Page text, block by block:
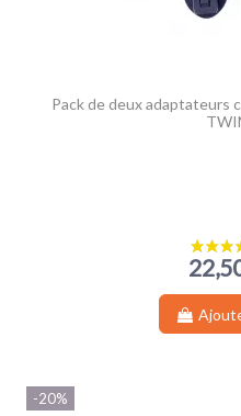
Pack de deux adaptateurs
-20%